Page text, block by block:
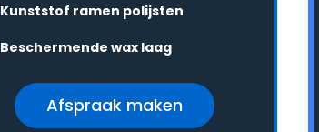
Kunststof ramen polijsten
Beschermende wax laag
Afspraak maken